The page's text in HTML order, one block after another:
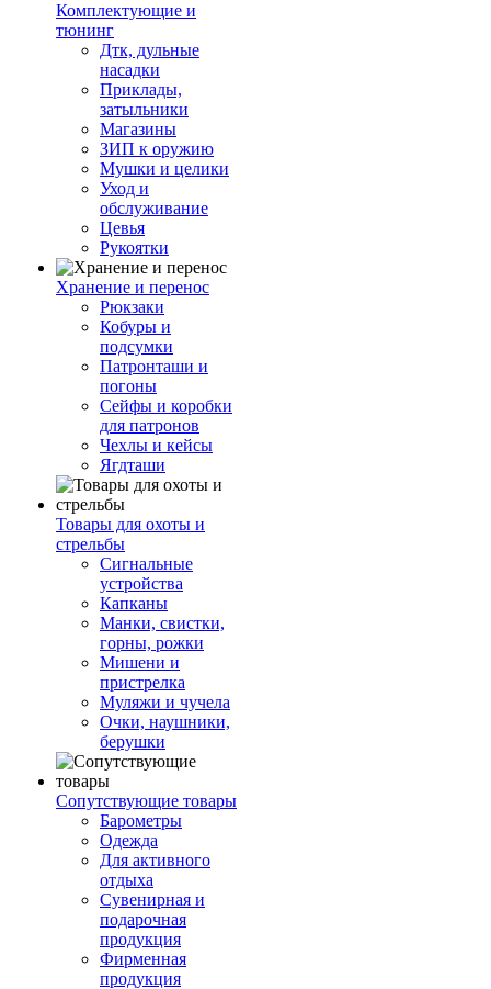
Комплектующие и
тюнинг
Дтк, дульные
насадки
Приклады,
затыльники
Магазины
ЗИП к оружию
Мушки и целики
Уход и
обслуживание
Цевья
Рукоятки
Хранение и перенос
Рюкзаки
Кобуры и
подсумки
Патронташи и
погоны
Сейфы и коробки
для патронов
Чехлы и кейсы
Ягдташи
Товары для охоты и
стрельбы
Сигнальные
устройства
Капканы
Манки, свистки,
горны, рожки
Мишени и
пристрелка
Муляжи и чучела
Очки, наушники,
берушки
Сопутствующие товары
Барометры
Одежда
Для активного
отдыха
Сувенирная и
подарочная
продукция
Фирменная
продукция